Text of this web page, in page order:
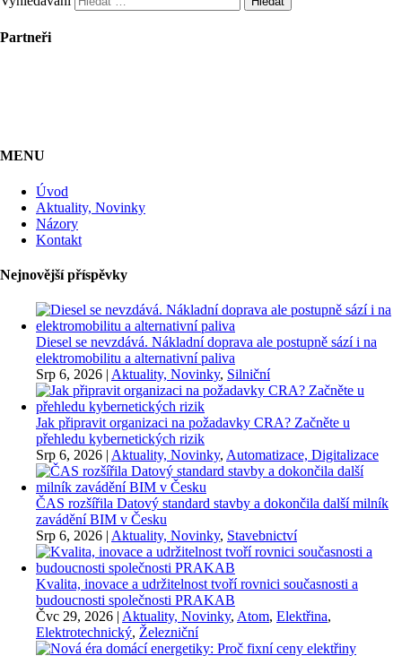
Partneři
MENU
Úvod
Aktuality, Novinky
Názory
Kontakt
Nejnovější příspěvky
Diesel se nevzdává. Nákladní doprava ale postupně sází i na
elektromobilitu a alternativní paliva
Srp 6, 2026 | Aktuality, Novinky, Silniční
Jak připravit organizaci na požadavky CRA? Začněte u
přehledu kybernetických rizik
Srp 6, 2026 | Aktuality, Novinky, Automatizace, Digitalizace
ČAS rozšířila Datový standard stavby a dokončila další milník
zavádění BIM v Česku
Srp 6, 2026 | Aktuality, Novinky, Stavebnictví
Kvalita, inovace a udržitelnost tvoří rovnici současnosti a
budoucnosti společnosti PRAKAB
Čvc 29, 2026 | Aktuality, Novinky, Atom, Elektřina,
Elektrotechnický, Železniční